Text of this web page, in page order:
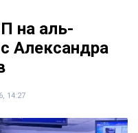
на аль-
Александра
14:27